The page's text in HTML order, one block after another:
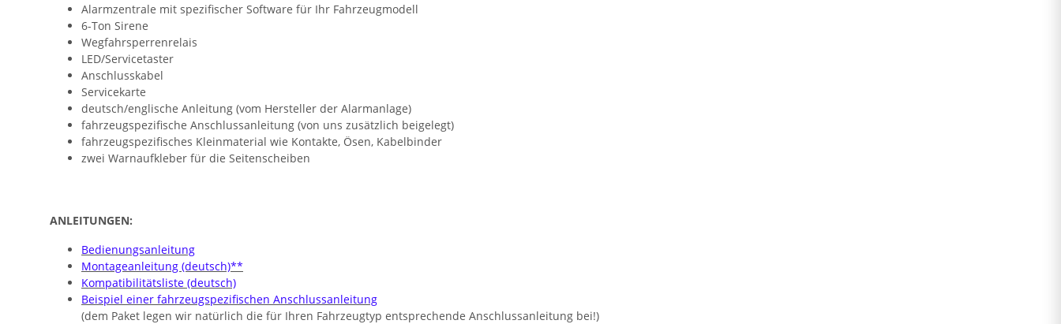
Alarmzentrale mit spezifischer Software für Ihr Fahrzeugmodell
6-Ton Sirene
Wegfahrsperrenrelais
LED/Servicetaster
Anschlusskabel
Servicekarte
deutsch/englische Anleitung (vom Hersteller der Alarmanlage)
fahrzeugspezifische Anschlussanleitung (von uns zusätzlich beigelegt)
fahrzeugspezifisches Kleinmaterial wie Kontakte, Ösen, Kabelbinder
zwei Warnaufkleber für die Seitenscheiben
ANLEITUNGEN:
Bedienungsanleitung
Montageanleitung (deutsch)**
Kompatibilitätsliste (deutsch)
Beispiel einer fahrzeugspezifischen Anschlussanleitung
(dem Paket legen wir natürlich die für Ihren Fahrzeugtyp entsprechende Anschlussanleitung bei!)